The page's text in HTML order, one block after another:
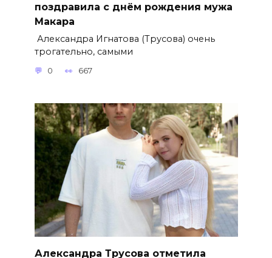
поздравила с днём рождения мужа
Макара
Александра Игнатова (Трусова) очень
трогательно, самыми
0 667
Александра Трусова отметила